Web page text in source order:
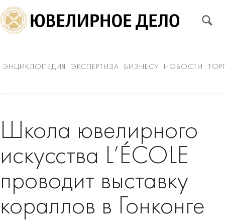
ЭНЦИКЛОПЕДИЯ ЭКСПЕРТИЗА БИЗНЕСУ НОВОСТИ
Школа ювелирного
искусства L’ÉCOLE
проводит выставку
кораллов в Гонконге